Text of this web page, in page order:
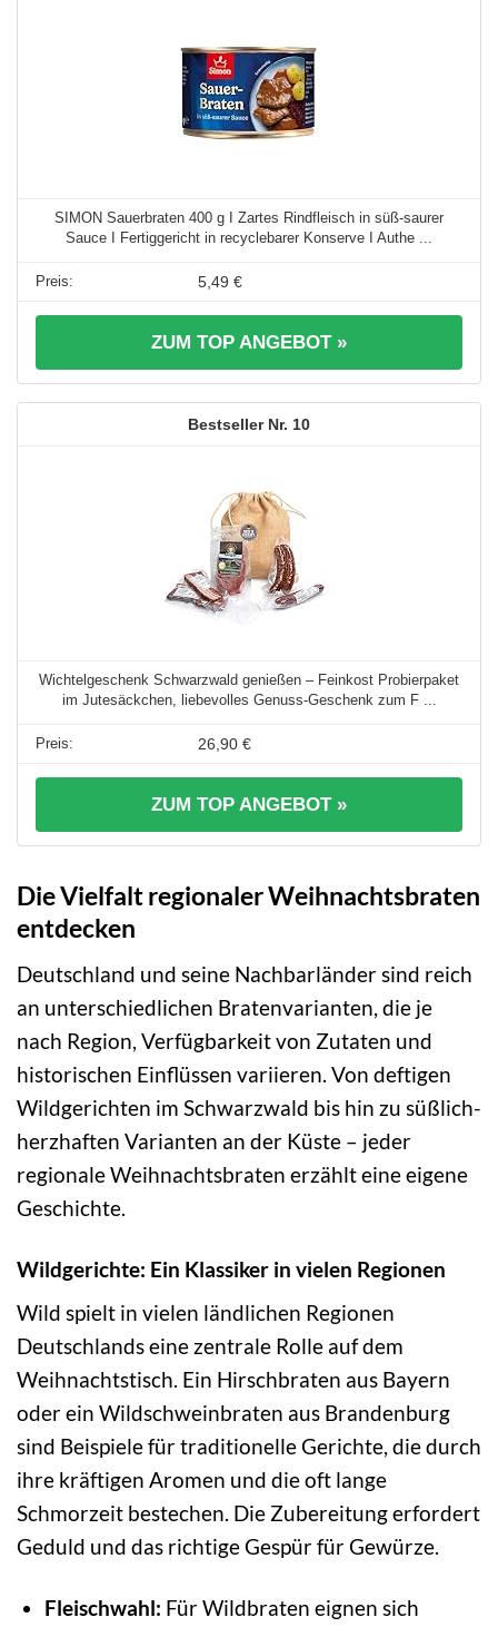
SIMON Sauerbraten 400 g I Zartes Rindfleisch in süß-saurer
Sauce I Fertiggericht in recyclebarer Konserve I Authe ...
5,49 €
ZUM TOP ANGEBOT »
10
Wichtelgeschenk Schwarzwald genießen – Feinkost Probierpaket
im Jutesäckchen, liebevolles Genuss-Geschenk zum F ...
26,90 €
ZUM TOP ANGEBOT »
Die Vielfalt regionaler Weihnachtsbraten
entdecken
Deutschland und seine Nachbarländer sind reich
an unterschiedlichen Bratenvarianten, die je
nach Region, Verfügbarkeit von Zutaten und
historischen Einflüssen variieren. Von deftigen
Wildgerichten im Schwarzwald bis hin zu süßlich-
herzhaften Varianten an der Küste – jeder
regionale Weihnachtsbraten erzählt eine eigene
Geschichte.
Wildgerichte: Ein Klassiker in vielen Regionen
Wild spielt in vielen ländlichen Regionen
Deutschlands eine zentrale Rolle auf dem
Weihnachtstisch. Ein Hirschbraten aus Bayern
oder ein Wildschweinbraten aus Brandenburg
sind Beispiele für traditionelle Gerichte, die durch
ihre kräftigen Aromen und die oft lange
Schmorzeit bestechen. Die Zubereitung erfordert
Geduld und das richtige Gespür für Gewürze.
Fleischwahl: Für Wildbraten eignen sich